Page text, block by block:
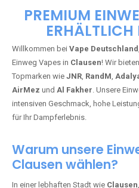
PREMIUM
Willkommen bei Vape Deutschland
Einweg Vapes in Clausen! Wir
Topmarken wie JNR, RandM,
AirMez und Al Fakher. Unsere
intensiven Geschmack, hohe
für Ihr Dampferlebnis.
Warum unsere
Clausen wählen?
In einer lebhaften Stadt wie Clausen